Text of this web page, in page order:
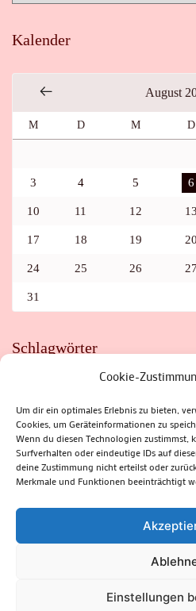
Cookie-
Um dir ein optimales Erlebnis zu bieten,
Cookies, um Geräteinformationen zu
Wenn du diesen Technologien zustimmst,
Surfverhalten oder eindeutige IDs auf
deine Zustimmung nicht erteilst oder
Merkmale und Funktionen beeinträchtigt
Einstellungen
Kalender
August
M D M D
3 4 5 6
10 11 12 13
17 18 19 20
24 25 26 27
31
Schlagwörter
FAHRRAD
FLOHMARKT FOLK
HITZEFALLE AUTO
IRISH
KINDER
KIRMES KLASSIK
KRIMI
KULTUR LESUNG
PARASITEN
PILZE
SOMMERFERIEN
SPORT SRH
STADTMARKETING
SUHLER FRÜHLING
SUHLER
ZELLA-MEHLIS
(c) Rhön-Rennsteig-Verlag 2024.